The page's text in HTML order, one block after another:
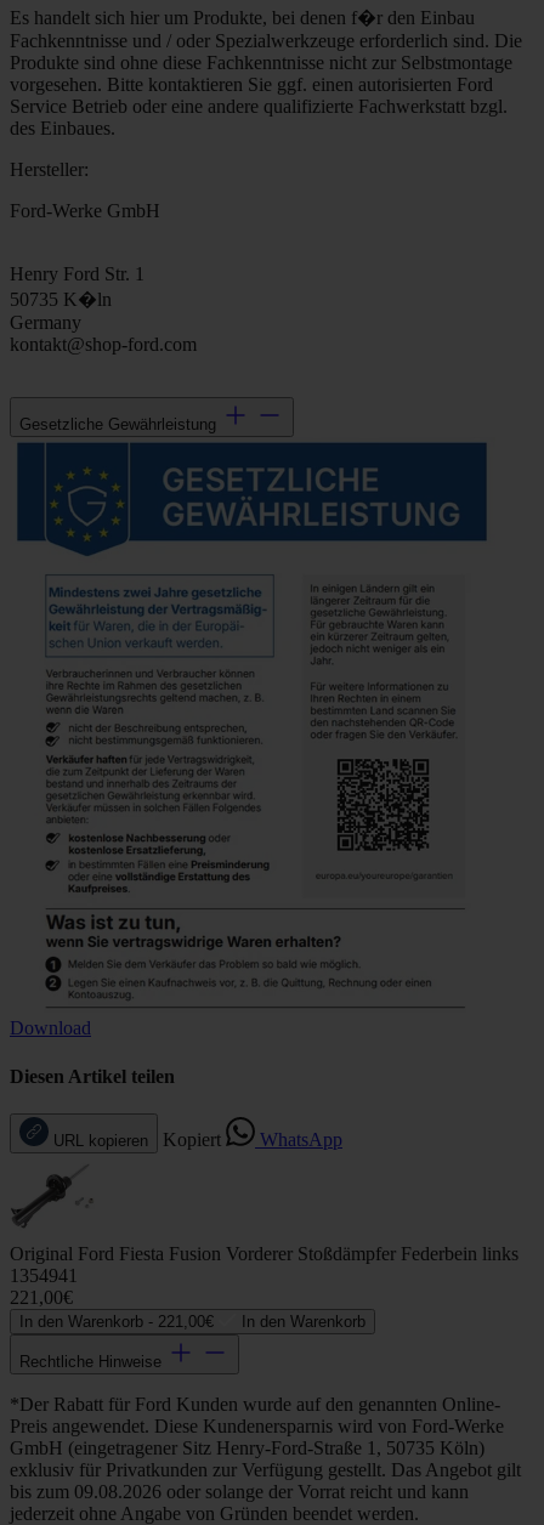
Es handelt sich hier um Produkte, bei denen f�r den Einbau
Fachkenntnisse und / oder Spezialwerkzeuge erforderlich sind. Die
Produkte sind ohne diese Fachkenntnisse nicht zur Selbstmontage
vorgesehen. Bitte kontaktieren Sie ggf. einen autorisierten Ford
Service Betrieb oder eine andere qualifizierte Fachwerkstatt bzgl.
des Einbaues.
Hersteller:
Ford-Werke GmbH
Henry Ford Str. 1
50735 K�ln
Germany
kontakt@shop-ford.com
Gesetzliche Gewährleistung
Download
Diesen Artikel teilen
URL kopieren Kopiert WhatsApp
Original Ford Fiesta Fusion Vorderer Stoßdämpfer Federbein links
1354941
221,00€
In den Warenkorb - 221,00€ In den Warenkorb
Rechtliche Hinweise
*Der Rabatt für Ford Kunden wurde auf den genannten Online-
Preis angewendet. Diese Kundenersparnis wird von Ford-Werke
GmbH (eingetragener Sitz Henry-Ford-Straße 1, 50735 Köln)
exklusiv für Privatkunden zur Verfügung gestellt. Das Angebot gilt
bis zum 09.08.2026 oder solange der Vorrat reicht und kann
jederzeit ohne Angabe von Gründen beendet werden.